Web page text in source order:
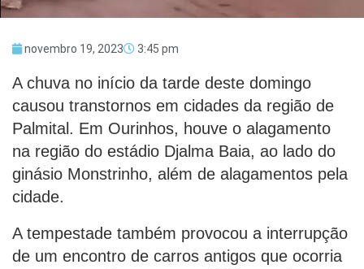
novembro 19, 2023 3:45 pm
A chuva no início da tarde deste domingo
causou transtornos em cidades da região de
Palmital. Em Ourinhos, houve o alagamento
na região do estádio Djalma Baia, ao lado do
ginásio Monstrinho, além de alagamentos pela
cidade.
A tempestade também provocou a interrupção
de um encontro de carros antigos que ocorria